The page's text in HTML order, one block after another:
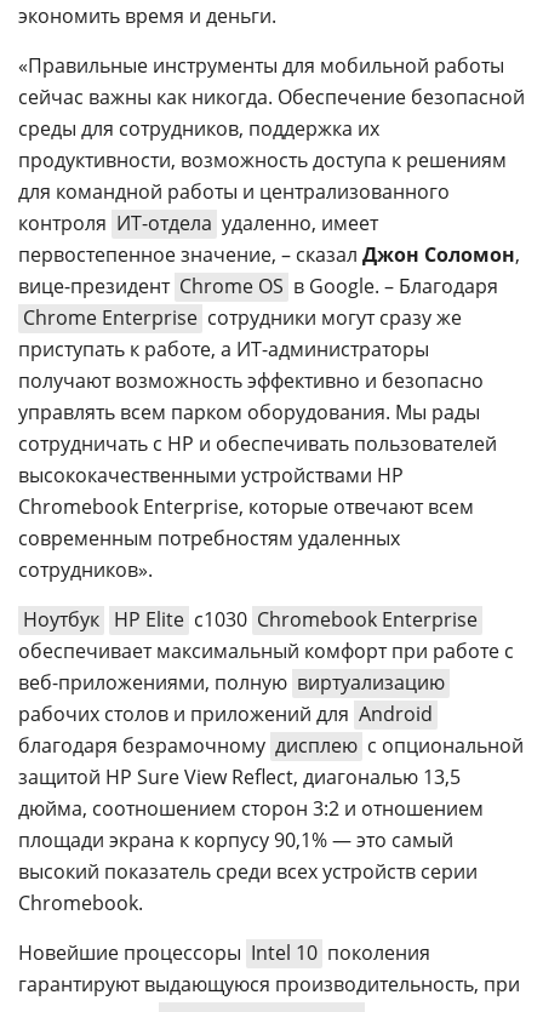
экономить время и деньги.
«Правильные инструменты для мобильной работы
сейчас важны как никогда. Обеспечение безопасной
среды для сотрудников, поддержка их
продуктивности, возможность доступа к решениям
для командной работы и централизованного
контроля ИТ-отдела удаленно, имеет
первостепенное значение, – сказал Джон Соломон,
вице-президент Chrome OS в Google. – Благодаря
Chrome Enterprise сотрудники могут сразу же
приступать к работе, а ИТ-администраторы
получают возможность эффективно и безопасно
управлять всем парком оборудования. Мы рады
сотрудничать с HP и обеспечивать пользователей
высококачественными устройствами HP
Chromebook Enterprise, которые отвечают всем
современным потребностям удаленных
сотрудников».
Ноутбук HP Elite c1030 Chromebook Enterprise
обеспечивает максимальный комфорт при работе с
веб-приложениями, полную виртуализацию
рабочих столов и приложений для Android
благодаря безрамочному дисплею с опциональной
защитой HP Sure View Reflect, диагональю 13,5
дюйма, соотношением сторон 3:2 и отношением
площади экрана к корпусу 90,1% — это самый
высокий показатель среди всех устройств серии
Chromebook.
Новейшие процессоры Intel 10 поколения
гарантируют выдающуюся производительность, при